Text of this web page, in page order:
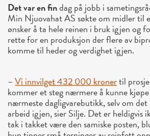
Det var en findag på jobb i
Min Njuovahat AS søkte om midler til
ønsker å ta hele reinen i bruk igjen og
rette for en produksjon der flere av
komme til heder og verdighet igjen.
–Vi innvilget 432 000 kronertil
kommer et steg nærmere å kunne
nærmeste dagligvarebutikk, selv om
arbeid igjen, sier Silje. Det er heldigvis
tak i takket være den samiske posten,